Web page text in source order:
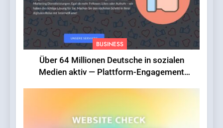
BUSINESS
Über 64 Millionen Deutsche in sozialen
Medien aktiv — Plattform-Engagement